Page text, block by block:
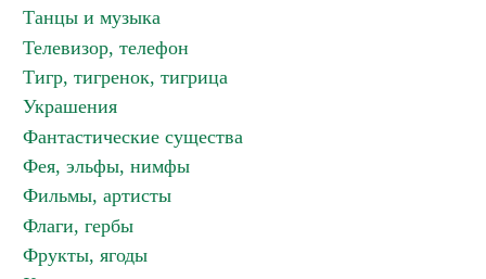
Танцы и музыка
Телевизор, телефон
Тигр, тигренок, тигрица
Украшения
Фантастические существа
Фея, эльфы, нимфы
Фильмы, артисты
Флаги, гербы
Фрукты, ягоды